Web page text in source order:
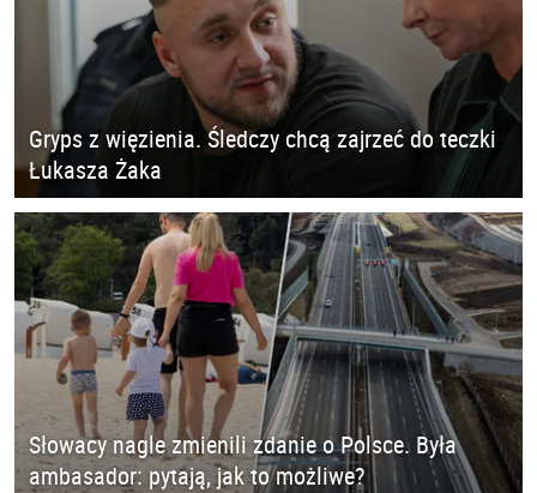
Gryps z więzienia. Śledczy chcą zajrzeć do teczki
Łukasza Żaka
Słowacy nagle zmienili zdanie o Polsce. Była
ambasador: pytają, jak to możliwe?